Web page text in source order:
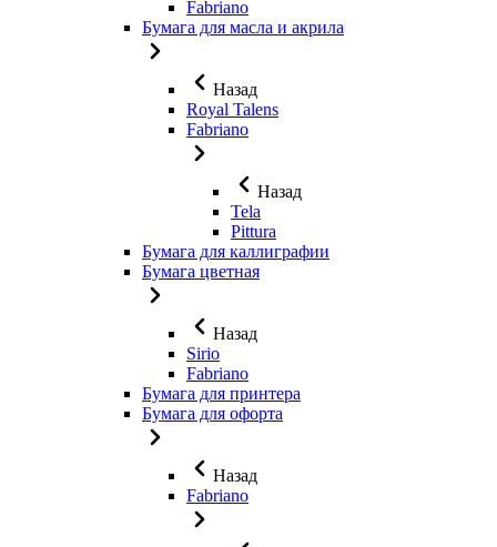
Fabriano
Бумага для масла и акрила
Назад
Royal Talens
Fabriano
Назад
Tela
Pittura
Бумага для каллиграфии
Бумага цветная
Назад
Sirio
Fabriano
Бумага для принтера
Бумага для офорта
Назад
Fabriano